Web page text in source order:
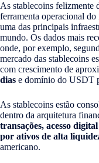
As stablecoins felizmente
ferramenta operacional
uma das principais
mundo. Os dados mais
onde, por exemplo,
mercado das stablecoins
com crescimento de
dias e domínio do USDT
As stablecoins estão
dentro da arquitetura
transações, acesso
por ativos de alta
americano.